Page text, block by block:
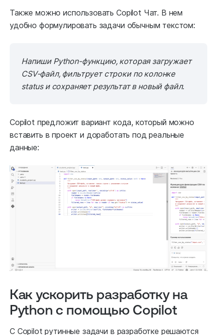
Также можно использовать Copilot Чат. В нем
удобно формулировать задачи обычным текстом:
Напиши Python-функцию, которая загружает
CSV-файл, фильтрует строки по колонке
status и сохраняет результат в новый файл.
Copilot предложит вариант кода, который можно
вставить в проект и доработать под реальные
данные:
Как ускорить разработку на
Python с помощью Copilot
С Copilot рутинные задачи в разработке решаются